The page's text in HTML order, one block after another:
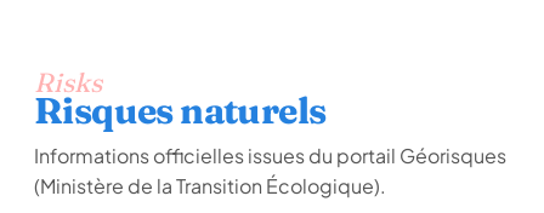
Risks
Risques naturels
Informations officielles issues du portail Géorisques
(Ministère de la Transition Écologique).